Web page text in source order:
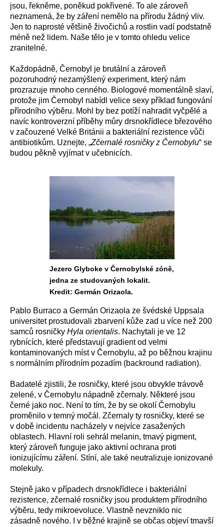
jsou, řekněme, poněkud pokřivené. To ale zároveň
neznamená, že by záření nemělo na přírodu žádný vliv.
Jen to naprosté většině živočichů a rostlin vadí podstatně
méně než lidem. Naše tělo je v tomto ohledu velice
zranitelné.
Každopádně, Černobyl je brutální a zároveň
pozoruhodný nezamýšlený experiment, který nám
prozrazuje mnoho cenného. Biologové momentálně slaví,
protože jim Černobyl nabídl velice sexy příklad fungování
přírodního výběru. Mohl by bez potíží nahradit vyčpělé a
navíc kontroverzní příběhy můry drsnokřídlece březového
v začouzené Velké Británii a bakteriální rezistence vůči
antibiotikům. Uznejte, „Zčernalé rosničky z Černobylu“ se
budou pěkně vyjímat v učebnicích.
Jezero Glyboke v Černobylské zóně,
jedna ze studovaných lokalit.
Kredit: Germán Orizaola.
Pablo Burraco a Germán Orizaola ze švédské Uppsala
universitet prostudovali zbarvení kůže zad u více než 200
samců rosničky Hyla orientalis. Nachytali je ve 12
rybnících, které představují gradient od velmi
kontaminovaných míst v Černobylu, až po běžnou krajinu
s normálním přírodním pozadím (backround radiation).
Badatelé zjistili, že rosničky, které jsou obvykle trávově
zelené, v Černobylu nápadně zčernaly. Některé jsou
černé jako noc. Není to tím, že by se okolí Černobylu
proměnilo v temný močál. Zčernaly ty rosničky, které se
v době incidentu nacházely v nejvíce zasažených
oblastech. Hlavní roli sehrál melanin, tmavý pigment,
který zároveň funguje jako aktivní ochrana proti
ionizujícímu záření. Stíní, ale také neutralizuje ionizované
molekuly.
Stejně jako v případech drsnokřídlece i bakteriální
rezistence, zčernalé rosničky jsou produktem přírodního
výběru, tedy mikroevoluce. Vlastně nevzniklo nic
zásadně nového. I v běžné krajině se občas objeví tmavší